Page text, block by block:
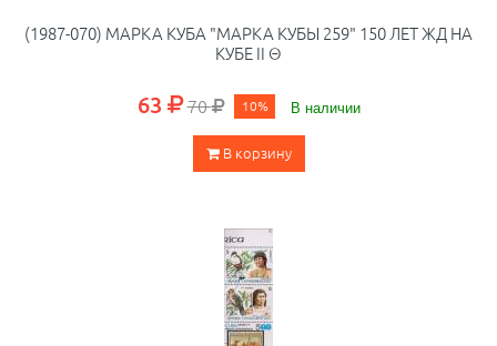
(1987-070) МАРКА КУБА "МАРКА КУБЫ 259" 150 ЛЕТ ЖД НА
КУБЕ II Θ
63 70 10% В наличии
В корзину